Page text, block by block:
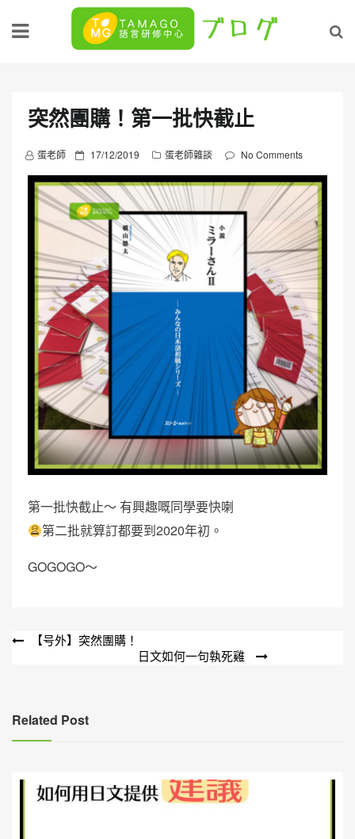
突然團購！第一批快截止
蛋老師
P
o
s
t
e
o
n
17/12/2019 蛋老師雜談 No Comments
第一批快截止～ 有興趣嘅同學要快喇
第二批就算訂都要到2020年初。
GOGOGO～
文
覽
【号外】突然團購！
日文如何一句執死雞
Related Post